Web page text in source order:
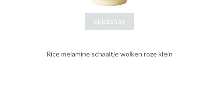
quickshop
Rice melamine schaaltje wolken roze klein